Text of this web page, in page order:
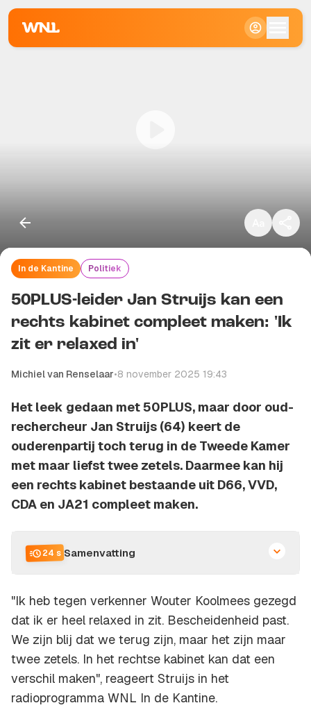
In de Kantine Politiek
50PLUS-leider Jan Struijs kan een
rechts kabinet compleet maken: 'Ik
zit er relaxed in'
Michiel van Renselaar•8 november 2025 19:43
Het leek gedaan met 50PLUS, maar door oud-
rechercheur Jan Struijs (64) keert de
ouderenpartij toch terug in de Tweede Kamer
met maar liefst twee zetels. Daarmee kan hij
een rechts kabinet bestaande uit D66, VVD,
CDA en JA21 compleet maken.
24 s Samenvatting
"Ik heb tegen verkenner Wouter Koolmees gezegd
dat ik er heel relaxed in zit. Bescheidenheid past.
We zijn blij dat we terug zijn, maar het zijn maar
twee zetels. In het rechtse kabinet kan dat een
verschil maken", reageert Struijs in het
radioprogramma WNL In de Kantine.